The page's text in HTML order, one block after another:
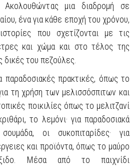
Ακολουθώντας μια διαδρομή σε
ένα για κάθε εποχή του χρόνου,
που σχετίζονται με τις
και χώμα και στο τέλος της
δικές του πεζούλες.
παραδοσιακές πρακτικές, όπως το
τη χρήση των μελισσόσπιτων και
ποικιλίες όπως το μελιτζανί
το λεμόνι· για παραδοσιακά
οι συκοπιταρίδες· για
και προϊόντα, όπως το μαύρο
Μέσα από το παιχνίδι